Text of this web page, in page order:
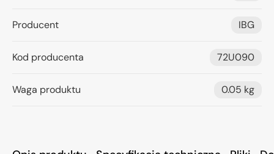
Producent IBG
Kod producenta 72U090
Waga produktu 0.05 kg